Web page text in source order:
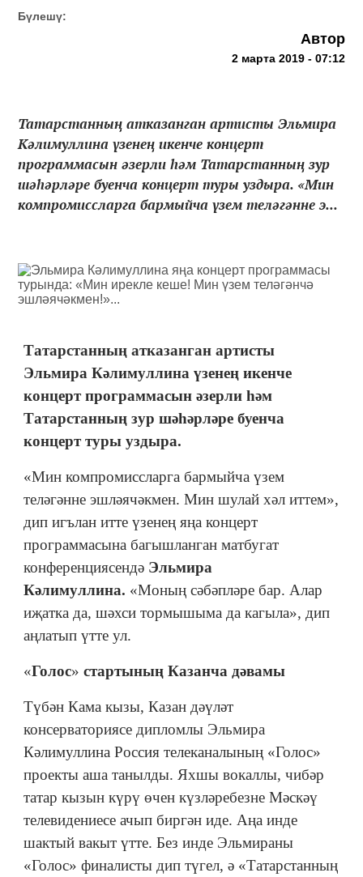
Бүлешү:
Автор
2 марта 2019 - 07:12
Татарстанның атказанган артисты Эльмира
Кәлимуллина үзенең икенче концерт
программасын әзерли һәм Татарстанның зур
шәһәрләре буенча концерт туры уздыра. «Мин
компромиссларга бармыйча үзем теләгәнне э...
Татарстанның атказанган артисты
Эльмира Кәлимуллина үзенең икенче
концерт программасын әзерли һәм
Татарстанның зур шәһәрләре буенча
концерт туры уздыра.
«Мин компромиссларга бармыйча үзем
теләгәнне эшләячәкмен. Мин шулай хәл иттем»,
дип игълан итте үзенең яңа концерт
программасына багышланган матбугат
конференциясендә Эльмира
Кәлимуллина. «Моның сәбәпләре бар. Алар
иҗатка да, шәхси тормышыма да кагыла», дип
аңлатып үтте ул.
«Голос» стартының Казанча дәвамы
Түбән Кама кызы, Казан дәүләт
консерваториясе дипломлы Эльмира
Кәлимуллина Россия телеканалының «Голос»
проекты аша танылды. Яхшы вокаллы, чибәр
татар кызын күрү өчен күзләребезне Мәскәү
телевидениесе ачып биргән иде. Аңа инде
шактый вакыт үтте. Без инде Эльмираны
«Голос» финалисты дип түгел, ә «Татарстанның